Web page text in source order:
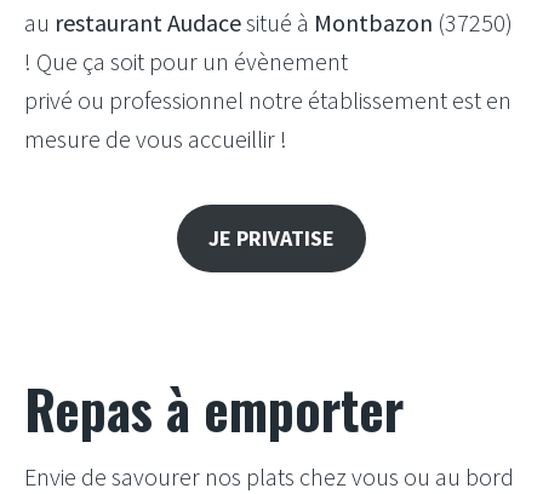
au restaurant Audacesitué à Montbazon (37250)
! Que ça soit pour un évènement
privé ou professionnel notre établissement est en
mesure de vous accueillir !
JE PRIVATISE
Repas à emporter
Envie de savourer nos plats chez vous ou au bord